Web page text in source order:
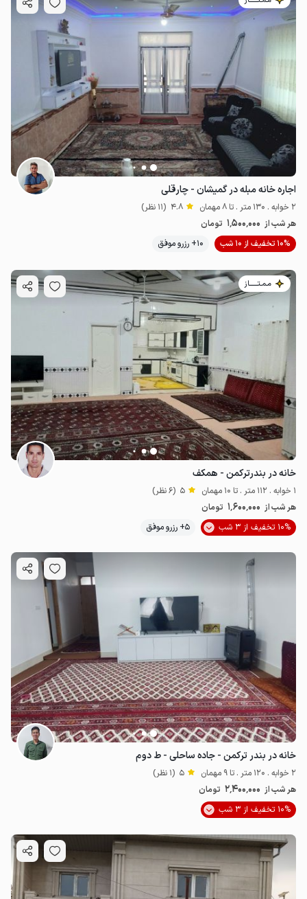
اجاره خانه مبله در گمیشان - چارقلی
2 خوابه . 130 متر . تا 8 مهمان 4.8 (11 نظر)
هر شب از 1٬500٬000 تومان
10% تخفیف از 10 شب
10+ رزرو موفق
مـمـتــــــاز
خانه در بندرترکمن - همکف
1 خوابه . 112 متر . تا 10 مهمان 5 (6 نظر)
هر شب از 1٬600٬000 تومان
10% تخفیف از 3 شب
5+ رزرو موفق
خانه در بندر ترکمن - جاده ساحلی - ط دوم
2 خوابه . 120 متر . تا 9 مهمان 5 (1 نظر)
هر شب از 2٬400٬000 تومان
10% تخفیف از 3 شب